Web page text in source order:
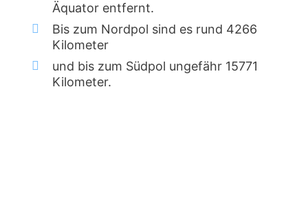
Äquator entfernt.
Bis zum Nordpol sind es rund 4266
Kilometer
und bis zum Südpol ungefähr 15771
Kilometer.